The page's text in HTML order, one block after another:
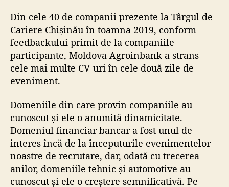
Din cele 40 de companii prezente la Târgul de
Cariere Chișinău în toamna 2019, conform
feedbackului primit de la companiile
participante, Moldova Agroinbank a strans
cele mai multe CV-uri în cele două zile de
eveniment.
Domeniile din care provin companiile au
cunoscut și ele o anumită dinamicitate.
Domeniul financiar bancar a fost unul de
interes încă de la începuturile evenimentelor
noastre de recrutare, dar, odată cu trecerea
anilor, domeniile tehnic și automotive au
cunoscut și ele o creștere semnificativă. Pe